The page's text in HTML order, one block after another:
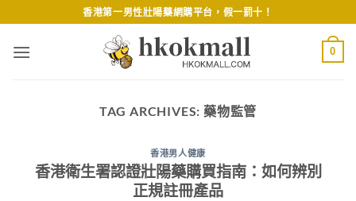
to
content
香港第一男性壯陽藥網購平台，假一罰十！
0
TAG ARCHIVES: 藥物監管
香港男人健康
香港衛生署認證壯陽藥購買指南：如何辨別
正規註冊產品